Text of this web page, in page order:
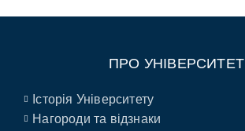
ПРО УНІВЕРСИТЕТ
Історія Університету
Нагороди та відзнаки